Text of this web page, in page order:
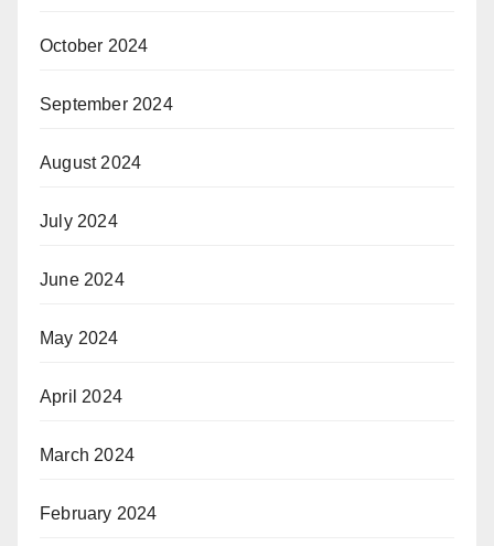
October 2024
September 2024
August 2024
July 2024
June 2024
May 2024
April 2024
March 2024
February 2024